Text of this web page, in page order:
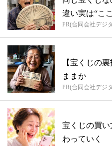
違い実は“こ
PR(合同会社デジ
【宝くじの
ままか
PR(合同会社デジ
宝くじの買
わっていく